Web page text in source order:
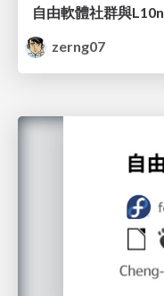
自由軟體社群與L10n
zerng07